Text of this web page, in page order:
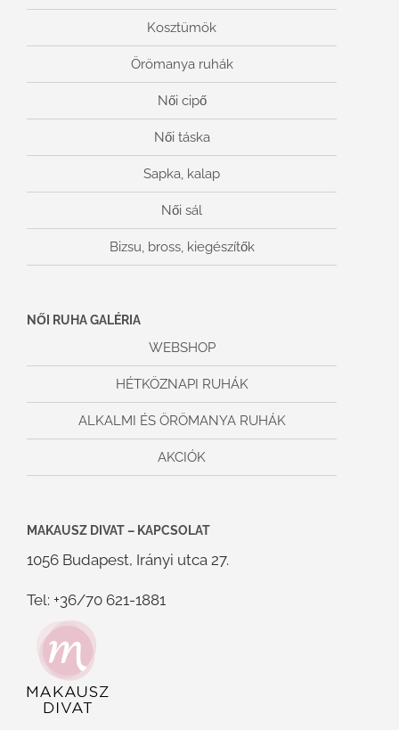
Kosztümök
Örömanya ruhák
Női cipő
Női táska
Sapka, kalap
Női sál
Bizsu, bross, kiegészítők
NŐI RUHA GALÉRIA
WEBSHOP
HÉTKÖZNAPI RUHÁK
ALKALMI ÉS ÖRÖMANYA RUHÁK
AKCIÓK
MAKAUSZ DIVAT – KAPCSOLAT
1056 Budapest, Irányi utca 27.
Tel: +36/70 621-1881